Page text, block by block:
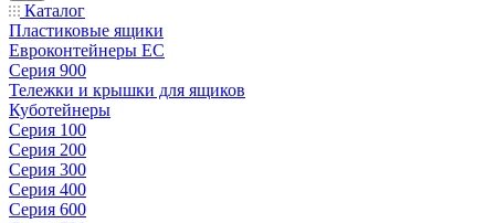
Каталог
Пластиковые ящики
Евроконтейнеры ЕС
Серия 900
Тележки и крышки для ящиков
Куботейнеры
Серия 100
Серия 200
Серия 300
Серия 400
Серия 600